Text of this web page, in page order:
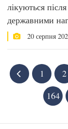
лікуються
державними
20 серпня
1 2
164